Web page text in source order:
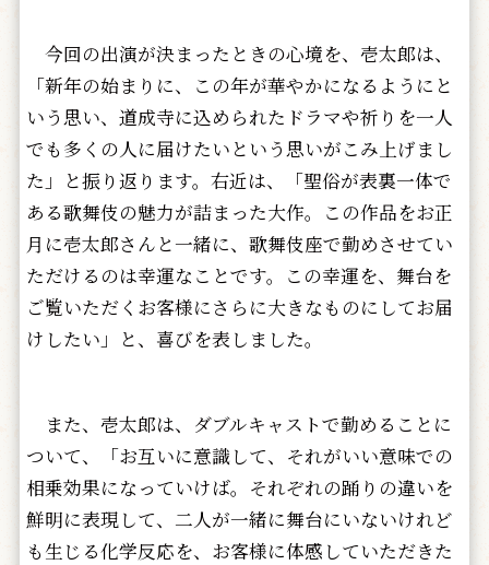
今回の出演が決まったときの心境を、壱太郎は、
「新年の始まりに、この年が華やかになるようにと
いう思い、道成寺に込められたドラマや祈りを一人
でも多くの人に届けたいという思いがこみ上げまし
た」と振り返ります。右近は、「聖俗が表裏一体で
ある歌舞伎の魅力が詰まった大作。この作品をお正
月に壱太郎さんと一緒に、歌舞伎座で勤めさせてい
ただけるのは幸運なことです。この幸運を、舞台を
ご覧いただくお客様にさらに大きなものにしてお届
けしたい」と、喜びを表しました。
また、壱太郎は、ダブルキャストで勤めることに
ついて、「お互いに意識して、それがいい意味での
相乗効果になっていけば。それぞれの踊りの違いを
鮮明に表現して、二人が一緒に舞台にいないけれど
も生じる化学反応を、お客様に体感していただきた